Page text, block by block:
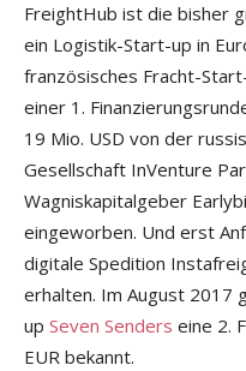
FreightHub ist die bisher
ein Logistik-Start-up in
französisches Fracht-
einer 1.
19 Mio. USD von der
Gesellschaft InVenture
Wagniskapitalgeber
eingeworben. Und erst
digitale Spedition
erhalten. Im August 2017
up Seven Senders eine 2.
EUR bekannt.